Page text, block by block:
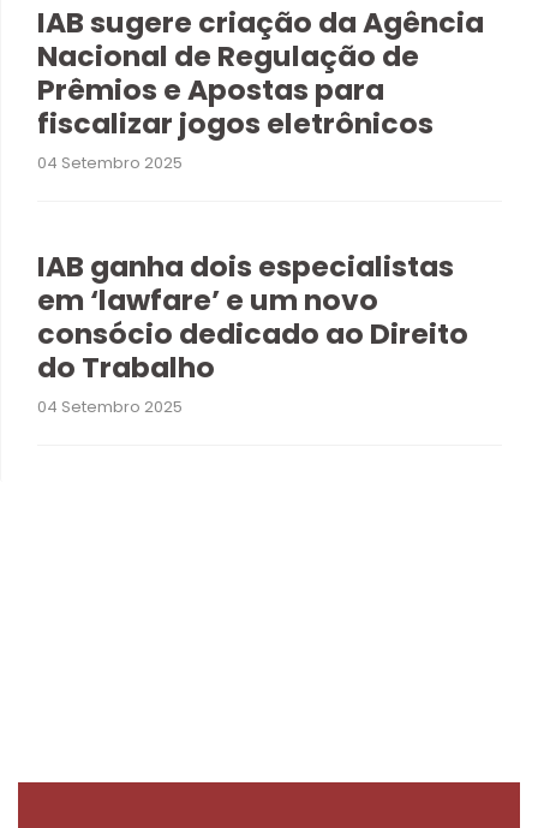
IAB sugere criação da Agência
Nacional de Regulação de
Prêmios e Apostas para
fiscalizar jogos eletrônicos
04 Setembro 2025
IAB ganha dois especialistas
em ‘lawfare’ e um novo
consócio dedicado ao Direito
do Trabalho
04 Setembro 2025